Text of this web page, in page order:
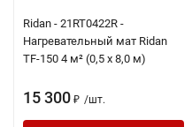
Ridan - 21RT0422R -
Нагревательный мат Ridan
TF-150 4 м² (0,5 х 8,0 м)
15 300 ₽ /шт.